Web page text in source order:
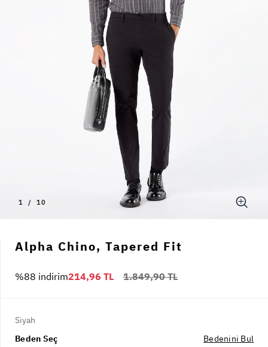
1 / 10
Alpha Chino, Tapered Fit
1.849,90 TL
%88 indirim214,96 TL
Siyah
Beden Seç
Bedenini Bul